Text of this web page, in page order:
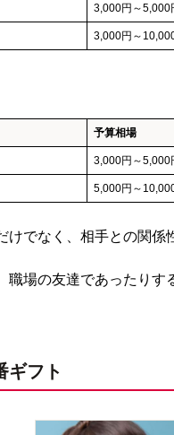
3,000円～5,000
3,000円～
予算相場
3,000円～5,000
5,000円～
けでなく、相手との関係
職場の友達であったり
ギフト